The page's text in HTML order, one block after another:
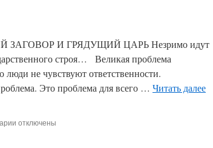
И ГРЯДУЩИЙ ЦАРЬ Незримо идут
строя… Великая проблема
не чувствуют ответственности.
Это проблема для всего … Читать далее
котключены